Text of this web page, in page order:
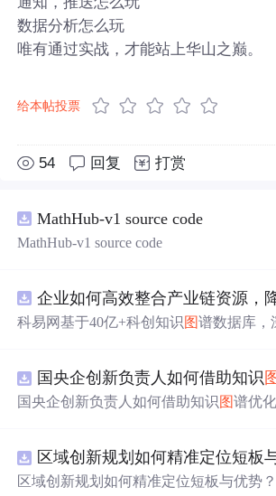
数据分析怎么玩
唯有通过实战，才能站上华山之巅。
给本帖投票
54 回复 打赏
MathHub-v1 source code
MathHub-v1 source code
科易网基于40亿+科创知识 图谱数据库，
新领域的AI+数智化解决方案，推动科技
智能化发展。
国央企创新负责人如何借助知识
国央企创新负责人如何借助知识 图谱优
区域创新规划如何精准定位短板
区域创新规划如何精准定位短板与优势？